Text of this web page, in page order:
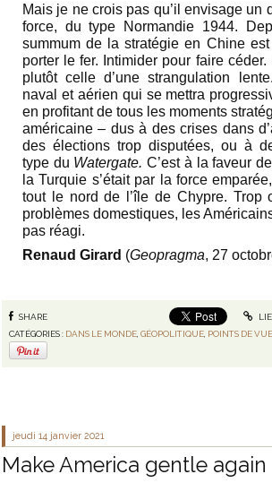
Mais je ne crois pas qu’il envisage un
force, du type Normandie 1944.
summum de la stratégie en Chine
porter le fer. Intimider pour faire
plutôt celle d’une strangulation
naval et aérien qui se mettra
en profitant de tous les moments
américaine – dus à des crises dans
des élections trop disputées, ou à
type du Watergate. C’est à la faveur
la Turquie s’était par la force
tout le nord de l’île de Chypre. Trop
problèmes domestiques, les
pas réagi.
Renaud Girard (Geopragma, 27
SHARE
CATÉGORIES : DANS LE MONDE ,GÉOPOLITIQUE POINTS DE VUE
jeudi 14 janvier 2021
Make America gentle again